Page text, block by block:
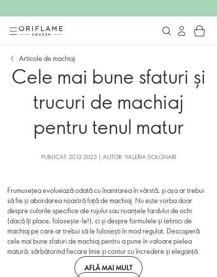
Articole de machiaj
Cele mai bune sfaturi și
trucuri de machiaj
pentru tenul matur
PUBLICAT: 20.12.2023 | AUTOR: VALERIA SOLONARI
Frumusețea evoluează odată cu înaintarea în vârstă, și așa ar trebui
să fie și abordarea noastră față de machiaj. Nu este vorba doar
despre culorile specifice ale rujului sau nuanțele fardului de ochi
(dacă îți place, folosește-le!), ci și despre formulele și tehnici de
machiaj pe care ar trebui să le folosești în mod regulat. Descoperă
cele mai bune sfaturi de machiaj pentru a pune în valoare pielea
matură, sărbătorind fiecare linie și contur cu încredere și eleganță.
AFLĂ MAI MULT